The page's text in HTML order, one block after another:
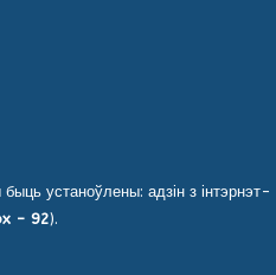
устаноўлены: адзін з інтэрнэт-
- 92).